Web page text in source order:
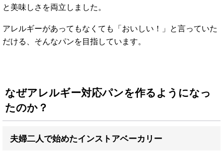
と美味しさを両立しました。
アレルギーがあってもなくても「おいしい！」と言っていた
だける、そんなパンを目指しています。
なぜアレルギー対応パンを作るようになっ
たのか？
夫婦二人で始めたインストアベーカリー